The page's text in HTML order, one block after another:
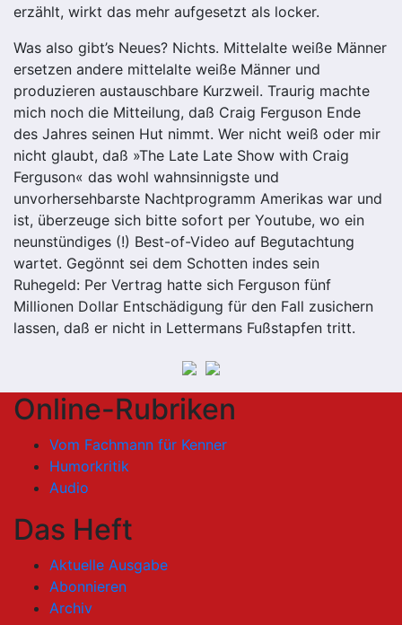
erzählt, wirkt das mehr aufgesetzt als locker.
Was also gibt’s Neues? Nichts. Mittelalte weiße Männer
ersetzen andere mittelalte weiße Männer und
produzieren austauschbare Kurzweil. Traurig machte
mich noch die Mitteilung, daß Craig Ferguson Ende
des Jahres seinen Hut nimmt. Wer nicht weiß oder mir
nicht glaubt, daß »The Late Late Show with Craig
Ferguson« das wohl wahnsinnigste und
unvorhersehbarste Nachtprogramm Amerikas war und
ist, überzeuge sich bitte sofort per Youtube, wo ein
neunstündiges (!) Best-of-Video auf Begutachtung
wartet. Gegönnt sei dem Schotten indes sein
Ruhegeld: Per Vertrag hatte sich Ferguson fünf
Millionen Dollar Entschädigung für den Fall zusichern
lassen, daß er nicht in Lettermans Fußstapfen tritt.
Online-Rubriken
Vom Fachmann für Kenner
Humorkritik
Audio
Das Heft
Aktuelle Ausgabe
Abonnieren
Archiv